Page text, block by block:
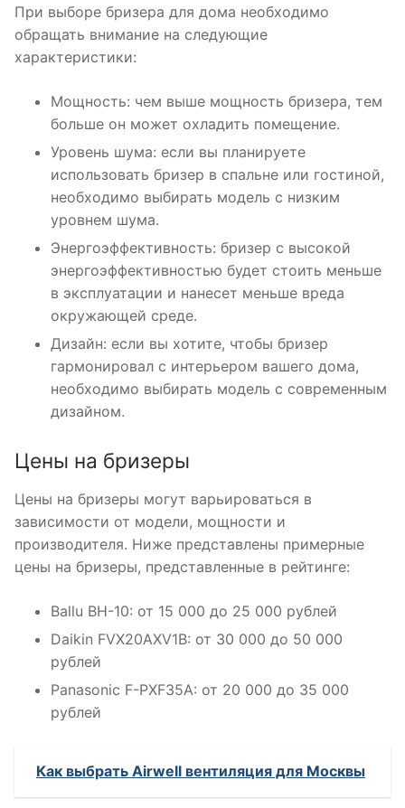
При выборе бризера для дома необходимо
обращать внимание на следующие
характеристики:
Мощность: чем выше мощность бризера, тем
больше он может охладить помещение.
Уровень шума: если вы планируете
использовать бризер в спальне или гостиной,
необходимо выбирать модель с низким
уровнем шума.
Энергоэффективность: бризер с высокой
энергоэффективностью будет стоить меньше
в эксплуатации и нанесет меньше вреда
окружающей среде.
Дизайн: если вы хотите, чтобы бризер
гармонировал с интерьером вашего дома,
необходимо выбирать модель с современным
дизайном.
Цены на бризеры
Цены на бризеры могут варьироваться в
зависимости от модели, мощности и
производителя. Ниже представлены примерные
цены на бризеры, представленные в рейтинге:
Ballu BH-10: от 15 000 до 25 000 рублей
Daikin FVX20AXV1B: от 30 000 до 50 000
рублей
Panasonic F-PXF35A: от 20 000 до 35 000
рублей
Как выбрать Airwell вентиляция для Москвы